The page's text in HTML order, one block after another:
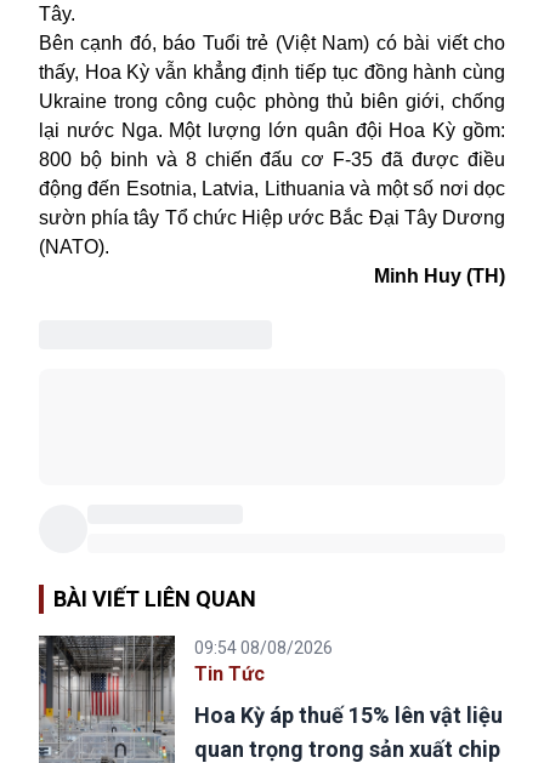
Tây.
Bên cạnh đó, báo Tuổi trẻ (Việt Nam) có bài viết cho
thấy, Hoa Kỳ vẫn khẳng định tiếp tục đồng hành cùng
Ukraine trong công cuộc phòng thủ biên giới, chống
lại nước Nga. Một lượng lớn quân đội Hoa Kỳ gồm:
800 bộ binh và 8 chiến đấu cơ F-35 đã được điều
động đến Esotnia, Latvia, Lithuania và một số nơi dọc
sườn phía tây Tổ chức Hiệp ước Bắc Đại Tây Dương
(NATO).
Minh Huy (TH)
BÀI VIẾT LIÊN QUAN
09:54 08/08/2026
Tin Tức
Hoa Kỳ áp thuế 15% lên vật liệu
quan trọng trong sản xuất chip